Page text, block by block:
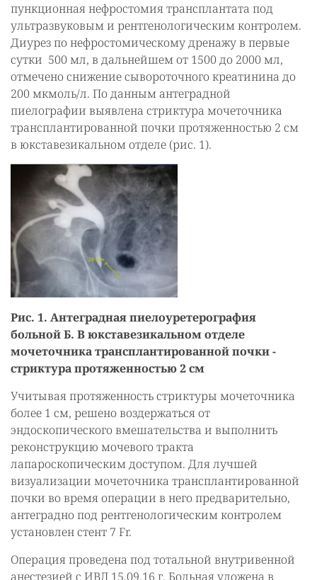
пункционная нефростомия трансплантата под
ультразвуковым и рентгенологическим контролем.
Диурез по нефростомическому дренажу в первые
сутки 500 мл, в дальнейшем от 1500 до 2000 мл,
отмечено снижение сывороточного креатинина до
200 мкмоль/л. По данным антеградной
пиелографии выявлена стриктура мочеточника
трансплантированной почки протяженностью 2 см
в юкставезикальном отделе (рис. 1).
Рис. 1. Антеградная пиелоуретерография
больной Б. В юкставезикальном отделе
мочеточника трансплантированной почки -
стриктура протяженностью 2 см
Учитывая протяженность стриктуры мочеточника
более 1 см, решено воздержаться от
эндоскопического вмешательства и выполнить
реконструкцию мочевого тракта
лапароскопическим доступом. Для лучшей
визуализации мочеточника трансплантированной
почки во время операции в него предварительно,
антеградно под рентгенологическим контролем
установлен стент 7 Fr.
Операция проведена под тотальной внутривенной
анестезией с ИВЛ 15.09.16 г. Больная уложена в